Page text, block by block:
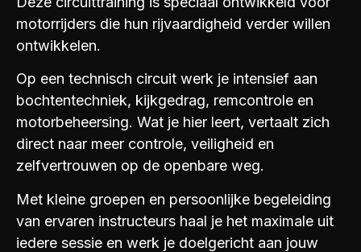
motorrijders die hun rijvaardigheid verder willen
ontwikkelen.
Op een technisch circuit werk je intensief aan
bochtentechniek, kijkgedrag, remcontrole en
motorbeheersing. Wat je hier leert, vertaalt zich
direct naar meer controle, veiligheid en
zelfvertrouwen op de openbare weg.
Met kleine groepen en persoonlijke begeleiding
van ervaren instructeurs haal je het maximale uit
iedere sessie en werk je doelgericht aan jouw